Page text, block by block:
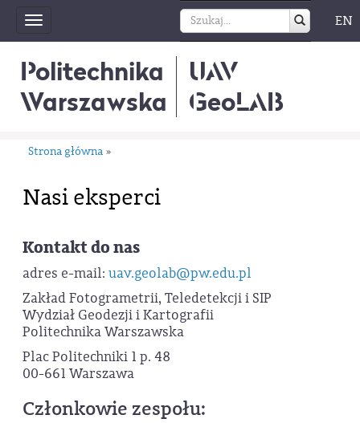
Toggle
navigation
EN
Politechnika
Warszawska
UAV
GeoLAB
Strona główna »
Nasi eksperci
Kontakt do nas
adres e-mail: uav.geolab@pw.edu.pl
Zakład Fotogrametrii, Teledetekcji i SIP
Wydział Geodezji i Kartografii
Politechnika Warszawska
Plac Politechniki 1 p. 48
00-661 Warszawa
Członkowie zespołu: